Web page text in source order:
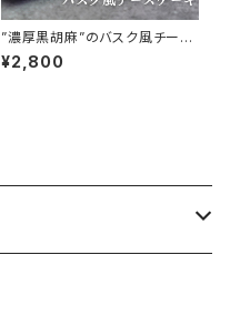
”濃厚黒胡麻”のバスク風チーズ
ケーキ
¥2,800